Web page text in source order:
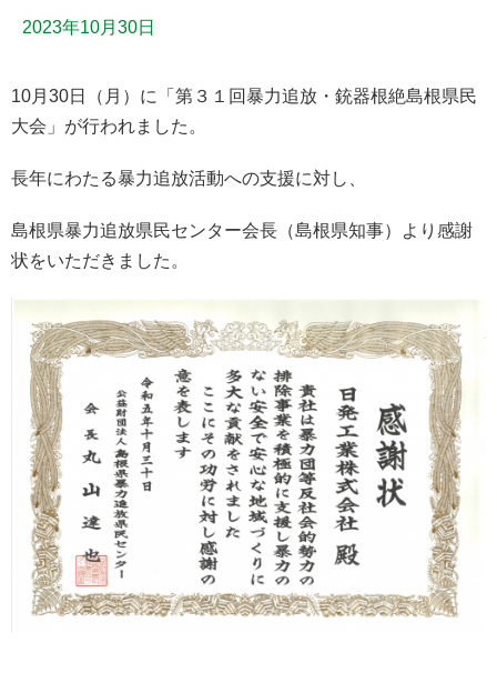
2023年10月30日
10月30日（月）に「第３１回暴力追放・銃器根絶島根県民
大会」が行われました。
長年にわたる暴力追放活動への支援に対し、
島根県暴力追放県民センター会長（島根県知事）より感謝
状をいただきました。